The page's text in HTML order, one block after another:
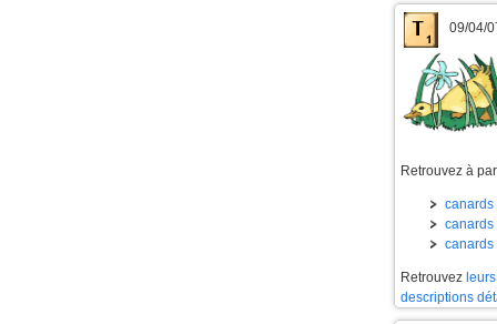
09/04/
Retrouvez à
canards
canards
canards
Retrouvez
descriptions